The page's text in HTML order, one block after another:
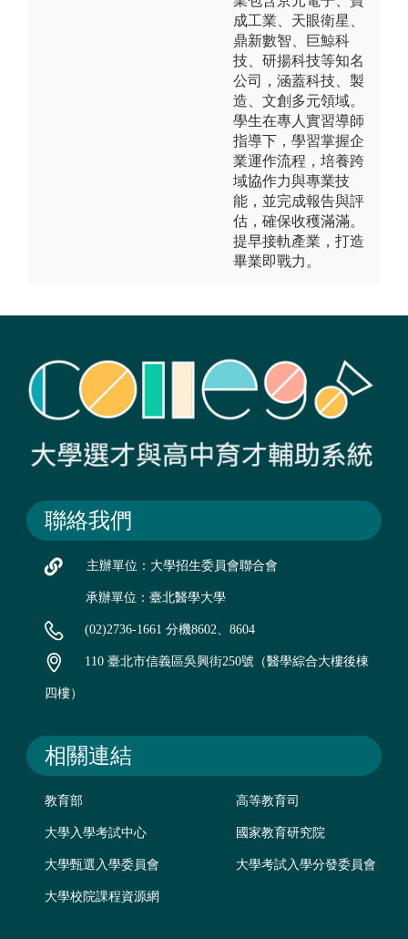
成工業、天眼衛星、
鼎新數智、巨鯨科
技、研揚科技等知名
公司，涵蓋科技、製
造、文創多元領域。
學生在專人實習導師
指導下，學習掌握企
業運作流程，培養跨
域協作力與專業技
能，並完成報告與評
估，確保收穫滿滿。
提早接軌產業，打造
畢業即戰力。
聯絡我們
主辦單位：大學招生委員會聯合會
承辦單位：臺北醫學大學
(02)2736-1661 分機8602、8604
110 臺北市信義區吳興街250號（醫學綜合大樓後棟
四樓）
相關連結
教育部 高等教育司
大學入學考試中心 國家教育研究院
大學甄選入學委員會 大學考試入學分發委員會
大學校院課程資源網